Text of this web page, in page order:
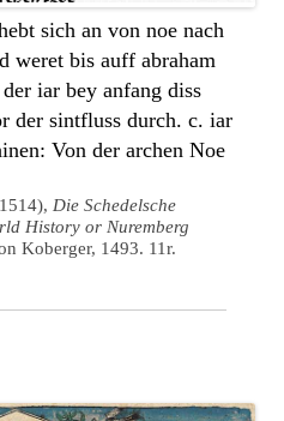
sich an von noe nach
weret bis auff abraham
iar bey anfang diss
der sintfluss durch. c. iar
Von der archen Noe
Die Schedelsche
History or Nuremberg
Koberger, 1493. 11r.